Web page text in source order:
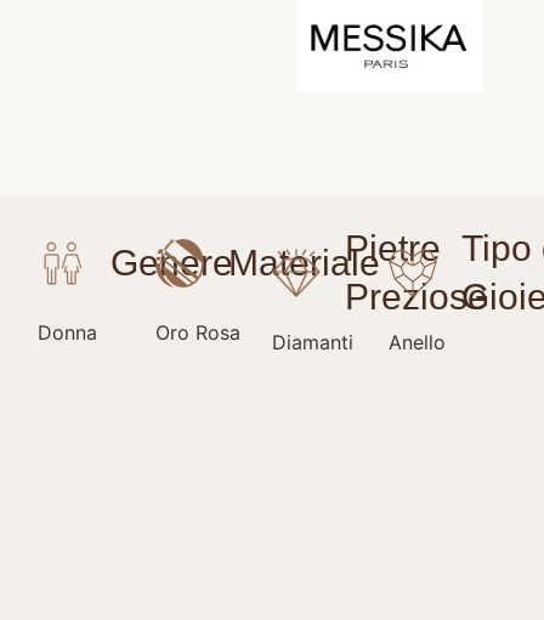
Donna Oro Rosa Diamanti Anello